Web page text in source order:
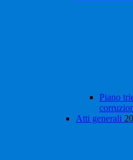
Piano
Atti generali 20